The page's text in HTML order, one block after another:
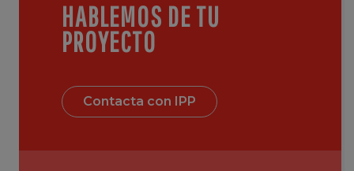
HABLEMOS DE TU
PROYECTO
Contacta con IPP